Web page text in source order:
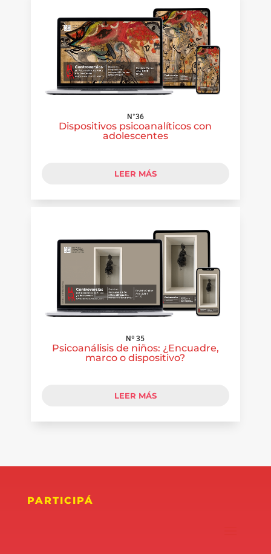
N°36
Dispositivos psicoanalíticos con
adolescentes
LEER MÁS
Nº 35
Psicoanálisis de niños: ¿Encuadre,
marco o dispositivo?
LEER MÁS
PARTICIPÁ